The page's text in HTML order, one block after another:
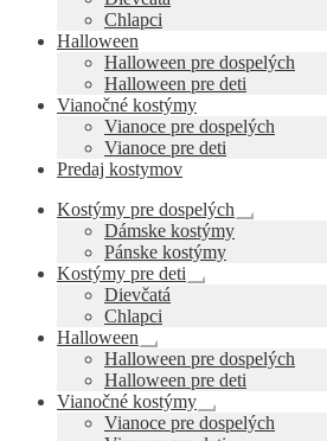
Chlapci
Halloween
Halloween pre dospelých
Halloween pre deti
Vianočné kostýmy
Vianoce pre dospelých
Vianoce pre deti
Predaj kostymov
Kostýmy pre dospelých
Rozbaliť
Dámske kostýmy
Pánske kostýmy
Kostýmy pre deti
Rozbaliť
Dievčatá
Chlapci
Halloween
Rozbaliť
podradené
menu
Halloween pre dospelých
Halloween pre deti
Vianočné kostýmy
Rozbaliť
podradené
Vianoce pre dospelých